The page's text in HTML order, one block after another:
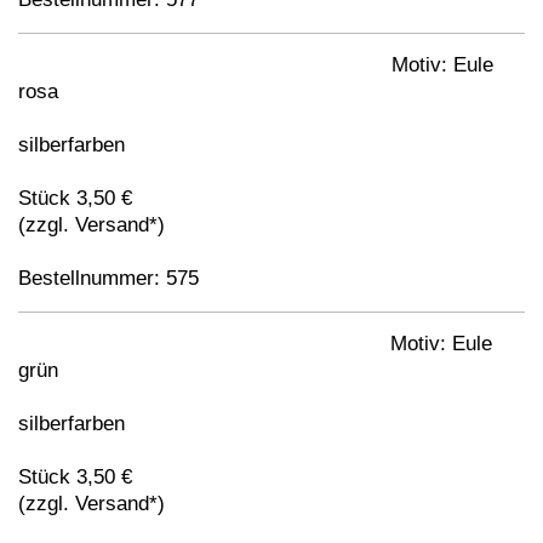
Motiv: Eule
rosa
silberfarben
Stück 3,50 €
(zzgl. Versand*)
Bestellnummer: 575
Motiv: Eule
grün
silberfarben
Stück 3,50 €
(zzgl. Versand*)